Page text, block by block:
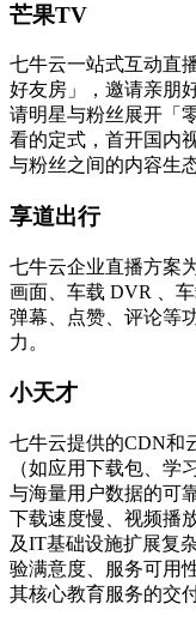
芒果TV
七牛云一站式互动直
好友房」，邀请亲朋
请明星与粉丝展开「
看的定式，首开国内
与粉丝之间的内容生态
享道出行
七牛云企业直播方案
画面、车载 DVR 、
弹幕、点赞、评论等
力。
小天才
七牛云提供的CDN和
（如应用下载包、学
与海量用户数据的可
下载速度慢、视频播
及IT基础设施扩展复
验满意度、服务可用
其核心教育服务的交